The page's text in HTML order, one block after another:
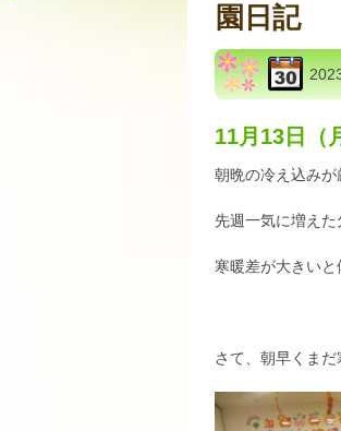
園日記
11月13日（
朝晩の冷え込みが
先週一気に増えた
寒暖差が大きいと
さて、朝早くま